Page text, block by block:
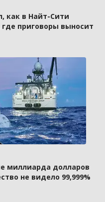
как в Найт-Сити
приговоры выносит
миллиарда долларов
не видело 99,999%